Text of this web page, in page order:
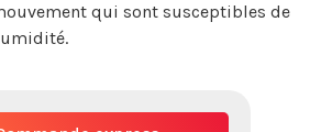
qui sont susceptibles de